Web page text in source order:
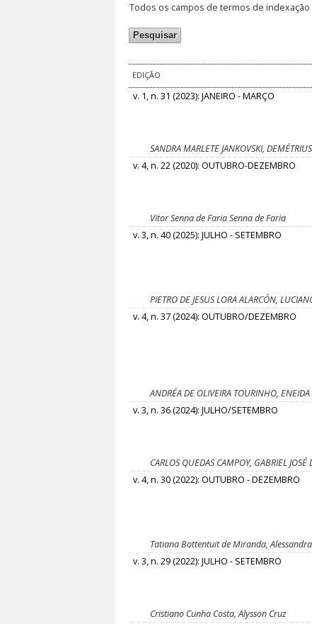
Todos os campos de termos de indexação
EDIÇÃO
v. 1, n. 31 (2023): JANEIRO - MARÇO
SANDRA MARLETE JANKOVSKI,
v. 4, n. 22 (2020): OUTUBRO-DEZEMBRO
Vitor Senna de Faria Senna de Faria
v. 3, n. 40 (2025): JULHO - SETEMBRO
PIETRO DE JESUS LORA ALARCÓN,
v. 4, n. 37 (2024): OUTUBRO/DEZEMBRO
ANDRÉA DE OLIVEIRA TOURINHO,
v. 3, n. 36 (2024): JULHO/SETEMBRO
CARLOS QUEDAS CAMPOY, GABRIEL JOSÉ
v. 4, n. 30 (2022): OUTUBRO - DEZEMBRO
Tatiana Bottentuit de Miranda,
v. 3, n. 29 (2022): JULHO - SETEMBRO
Cristiano Cunha Costa, Alysson Cruz